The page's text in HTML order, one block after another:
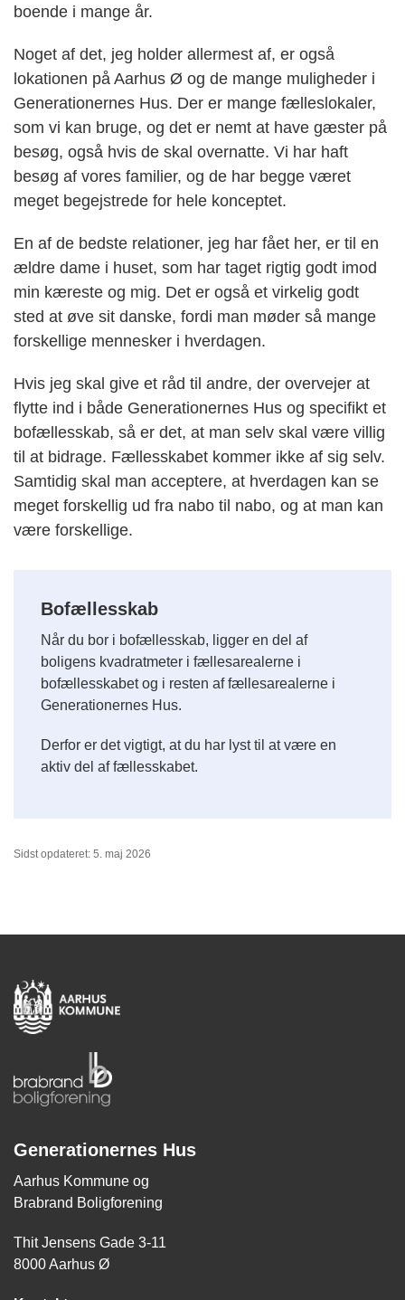
boende i mange år.
Noget af det, jeg holder allermest af, er også
lokationen på Aarhus Ø og de mange muligheder i
Generationernes Hus. Der er mange fælleslokaler,
som vi kan bruge, og det er nemt at have gæster på
besøg, også hvis de skal overnatte. Vi har haft
besøg af vores familier, og de har begge været
meget begejstrede for hele konceptet.
En af de bedste relationer, jeg har fået her, er til en
ældre dame i huset, som har taget rigtig godt imod
min kæreste og mig. Det er også et virkelig godt
sted at øve sit danske, fordi man møder så mange
forskellige mennesker i hverdagen.
Hvis jeg skal give et råd til andre, der overvejer at
flytte ind i både Generationernes Hus og specifikt et
bofællesskab, så er det, at man selv skal være villig
til at bidrage. Fællesskabet kommer ikke af sig selv.
Samtidig skal man acceptere, at hverdagen kan se
meget forskellig ud fra nabo til nabo, og at man kan
være forskellige.
Bofællesskab
Når du bor i bofællesskab, ligger en del af
boligens kvadratmeter i fællesarealerne i
bofællesskabet og i resten af fællesarealerne i
Generationernes Hus.
Derfor er det vigtigt, at du har lyst til at være en
aktiv del af fællesskabet.
Sidst opdateret: 5. maj 2026
Generationernes Hus
Aarhus Kommune og
Brabrand Boligforening
Thit Jensens Gade 3-11
8000 Aarhus Ø